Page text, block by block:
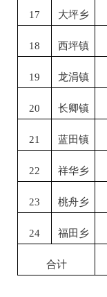
17 大坪乡
18 西坪镇
19 龙涓镇
20 长卿镇
21 蓝田镇
22 祥华乡
23 桃舟乡
24 福田乡
合计